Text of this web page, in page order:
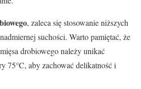
, zaleca się stosowanie niższych
suchości. Warto pamiętać, że
mięsa drobiowego należy unikać
75°C, aby zachować delikatność i